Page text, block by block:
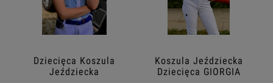
Dziecięca Koszula
Jeździecka
Koszula Jeździecka
Dziecięca GIORGIA